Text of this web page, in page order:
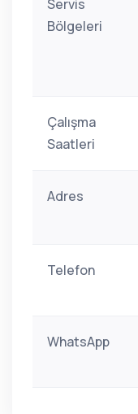
Servis
Bölgeleri
Çalışma
Saatleri
Adres
Telefon
WhatsApp